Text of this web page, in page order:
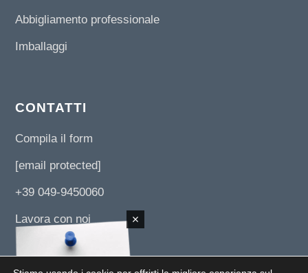
Abbigliamento professionale
Imballaggi
CONTATTI
Compila il form
[email protected]
+39 049-9450060
Lavora con noi